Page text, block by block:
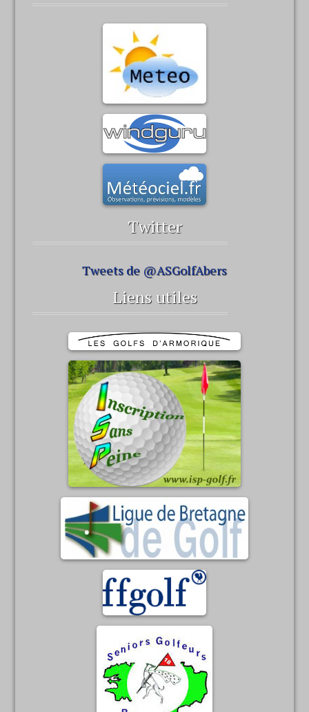
Twitter
Tweets de @ASGolfAbers
Liens utiles